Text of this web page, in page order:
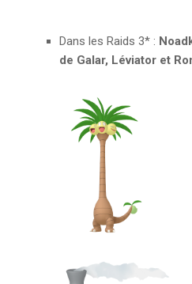
Dans les Raids 3* :
de Galar, Léviator et